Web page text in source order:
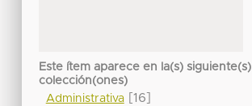
Este ítem aparece en la(s) siguiente(s)
colección(ones)
Administrativa[16]